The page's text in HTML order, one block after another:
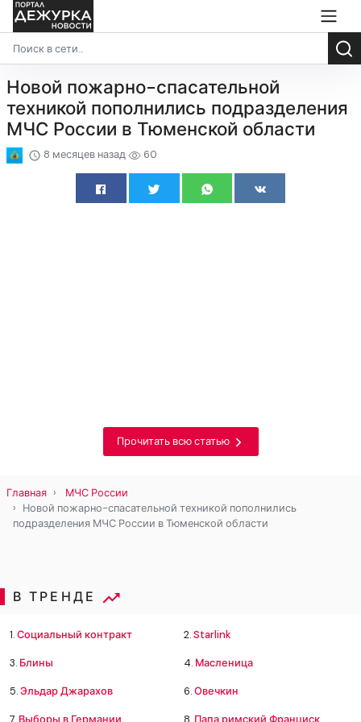
Новой пожарно-спасательной
техникой пополнились подразделения
МЧС России в Тюменской области
8 месяцев назад 60
Прочитать всю статью
Главная
МЧС России
Новой пожарно-спасательной техникой пополнились
подразделения МЧС России в Тюменской области
В ТРЕНДЕ
1.Социальный контракт 2.Starlink
3. Блины 4. Масленица
5.Эльдар Джарахов 6.Овечкин
7. Выборы в Германии 8. Папа римский Франциск